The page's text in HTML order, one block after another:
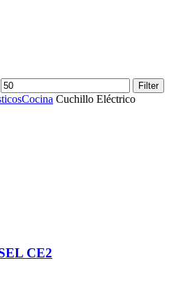
Filter
Cocina Cuchillo Eléctrico
CE2